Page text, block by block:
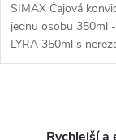
SIMAX Čajová
jednu osobu 350ml
LYRA 350ml s
filtrem a rukojetí
Rychlejší